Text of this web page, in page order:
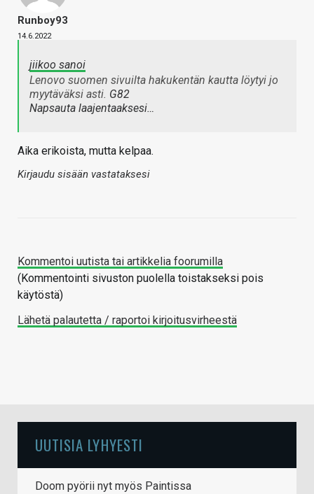
Runboy93
14.6.2022
jiikoo sanoi
Lenovo suomen sivuilta hakukentän kautta löytyi jo
myytäväksi asti. G82
Napsauta laajentaaksesi…
Aika erikoista, mutta kelpaa.
Kirjaudu sisään vastataksesi
Kommentoi uutista tai artikkelia foorumilla
(Kommentointi sivuston puolella toistakseksi pois
käytöstä)
Lähetä palautetta / raportoi kirjoitusvirheestä
UUTISIA LYHYESTI
Doom pyörii nyt myös Paintissa